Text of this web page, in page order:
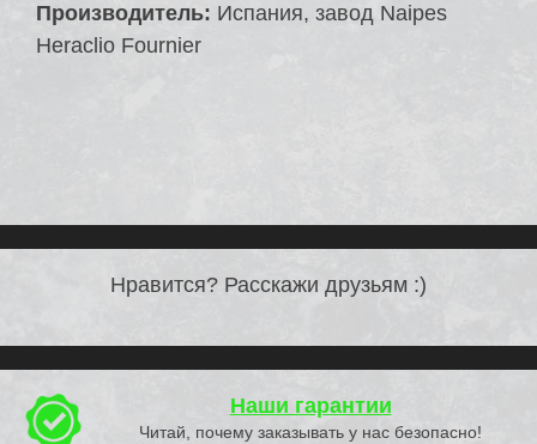
Производитель: Испания, завод Naipes
Heraclio Fournier
Нравится? Расскажи друзьям :)
Наши гарантии
Читай, почему заказывать у нас безопасно!